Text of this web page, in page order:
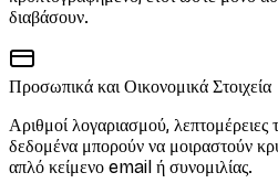
διαβάσουν.
Προσωπικά και Οικονομικά Στοιχεία
Αριθμοί λογαριασμού, λεπτομέρειες
δεδομένα μπορούν να μοιραστούν
απλό κείμενο email ή συνομιλίας.